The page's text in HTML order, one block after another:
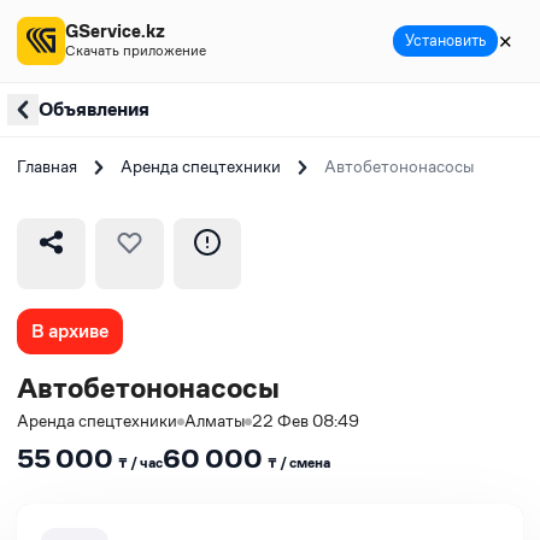
Объявления
Главная Аренда спецтехники Автобетононасосы
В архиве
Автобетононасосы
Аренда спецтехники Алматы 22 Фев 08:49
55 000 ₸ / час60 000 ₸ / сменa
GService.kz
Скачать приложение Установить ✕